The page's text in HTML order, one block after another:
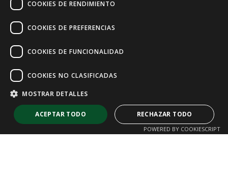
COOKIES DE RENDIMIENTO
COOKIES DE PREFERENCIAS
COOKIES DE FUNCIONALIDAD
COOKIES NO CLASIFICADAS
MOSTRAR DETALLES
ACEPTAR TODO RECHAZAR TODO
POWERED BY COOKIESCRIPT